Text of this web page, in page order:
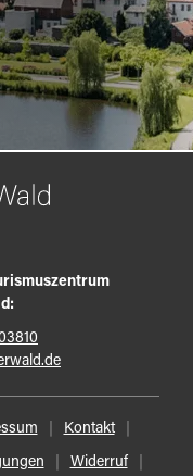
Kontakt
Widerruf